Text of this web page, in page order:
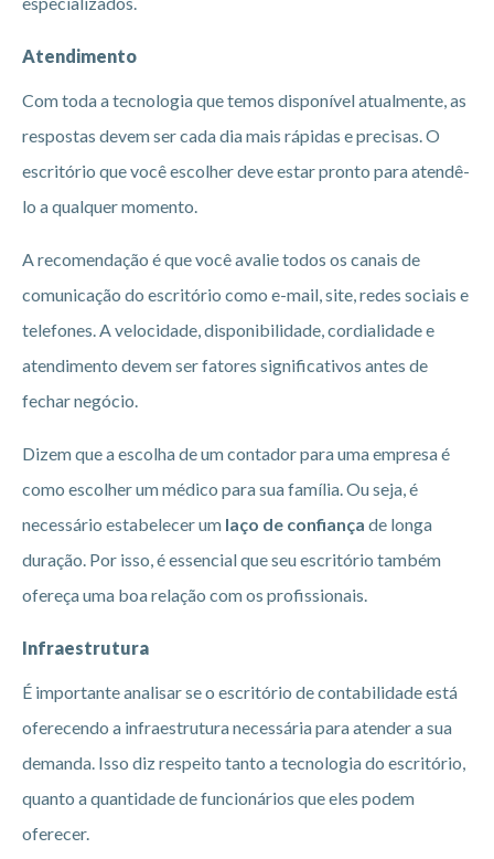
Atendimento
Com toda a tecnologia que temos disponível atualmente, as
respostas devem ser cada dia mais rápidas e precisas. O
escritório que você escolher deve estar pronto para atendê-
lo a qualquer momento.
A recomendação é que você avalie todos os canais de
comunicação do escritório como e-mail, site, redes sociais e
telefones. A velocidade, disponibilidade, cordialidade e
atendimento devem ser fatores significativos antes de
fechar negócio.
Dizem que a escolha de um contador para uma empresa é
como escolher um médico para sua família. Ou seja, é
necessário estabelecer um laço de confiança de longa
duração. Por isso, é essencial que seu escritório também
ofereça uma boa relação com os profissionais.
Infraestrutura
É importante analisar se o escritório de contabilidade está
oferecendo a infraestrutura necessária para atender a sua
demanda. Isso diz respeito tanto a tecnologia do escritório,
quanto a quantidade de funcionários que eles podem
oferecer.